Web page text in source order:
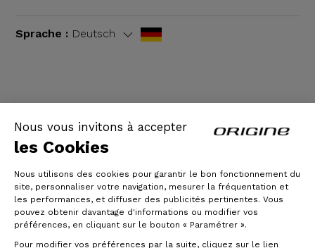
Nous vous invitons à accepter
les Cookies
Nous utilisons des cookies pour garantir le bon fonctionnement du
site, personnaliser votre navigation, mesurer la fréquentation et
les performances, et diffuser des publicités pertinentes. Vous
pouvez obtenir davantage d'informations ou modifier vos
préférences, en cliquant sur le bouton « Paramétrer ».
Pour modifier vos préférences par la suite, cliquez sur le lien
Sprache : Deutsch